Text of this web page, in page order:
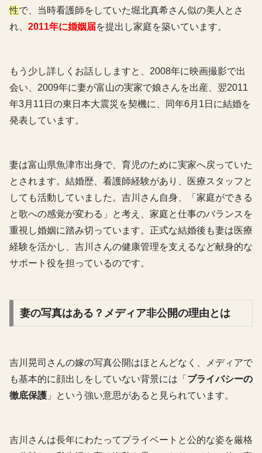
性で、当時看護師をしていた堀北真希さん似の美人とさ
れ、 2011年に婚姻届を提出し家庭を築いています。
もう少し詳しくお話ししますと、2008年に映画撮影で出
会い、2009年に妻が富山の実家で娘さんを出産、翌2011
年3月11日の東日本大震災を契機に、同年6月1日に結婚を
発表しています。
妻は富山県魚津市出身で、育児のために実家へ戻っていた
とされます。結婚歴、 看護師経験があり、医療スタッフと
しても活動していました。吉川
さん自身、「家庭ができる
と歌への感覚が変わる」と考え、家庭と仕事のバランスを
重視し婚姻に踏み切っています。 正式な結婚後も妻は医療
経験を活かし、吉川さんの健康管理を支えるなど献身的な
サポート役を担っているのです。
妻の写真はある？メディア非公開の理由とは
吉川晃司さんの嫁の写真公開はほとんどなく、メディアで
も基本的に顔出しをしていない背景には「 プライバシーの
徹底保護 」という強い意思があると見られています。
吉川さんは長年にわたってプライベートと公的な姿を厳格